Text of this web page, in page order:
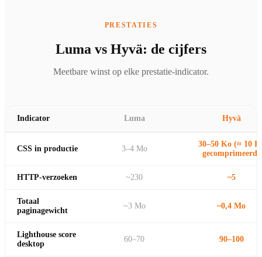
PRESTATIES
Luma vs Hyvä: de cijfers
Meetbare winst op elke prestatie-indicator.
Indicator Luma Hyvä
CSS in productie 3–4 Mo
30–50 Ko (≈ 10
gecomprimeerd)
HTTP-verzoeken ~230 ~5
Totaal
paginagewicht
~3 Mo ~0,4 Mo
Lighthouse score
desktop
60–70 90–100